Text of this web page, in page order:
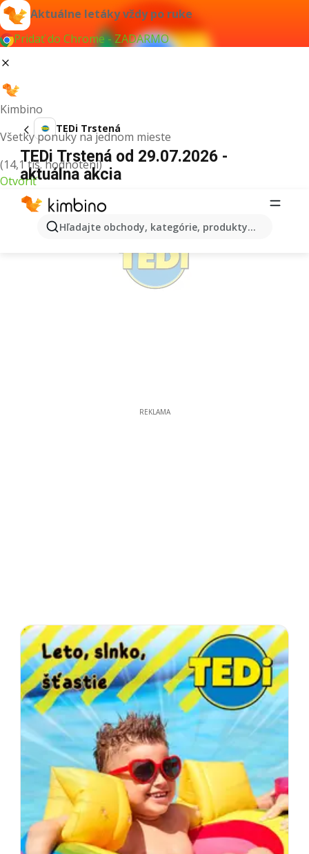
Aktuálne letáky vždy po ruke
Pridať do Chrome - ZADARMO
Kimbino
Všetky ponuky na jednom mieste
(14,1 tis. hodnotení)
Otvoriť
Hľadajte obchody, kategórie, produkty...
TEDi Trstená
TEDi Trstená od 29.07.2026 -
aktuálna akcia
REKLAMA